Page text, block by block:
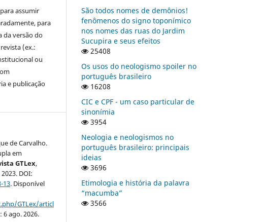
assumir
para
da versão do
(ex.:
ou
e publicação
de Carvalho.
em
GTLex,
DOI:
13. Disponível
GTLex/articl
6 ago. 2026.
São todos nomes de demônios!
fenômenos do signo toponímico
nos nomes das ruas do Jardim
Sucupira e seus efeitos
25408
Os usos do neologismo spoiler no
português brasileiro
16208
CIC e CPF - um caso particular de
sinonímia
3954
Neologia e neologismos no
português brasileiro: principais
ideias
3696
Etimologia e história da palavra
“macumba”
3566